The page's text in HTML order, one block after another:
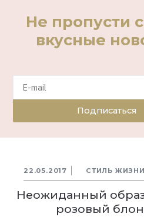
Не пропусти
вкусные
Подписаться
22.05.2017 СТИЛЬ ЖИЗНИ
Неожиданный
розовый